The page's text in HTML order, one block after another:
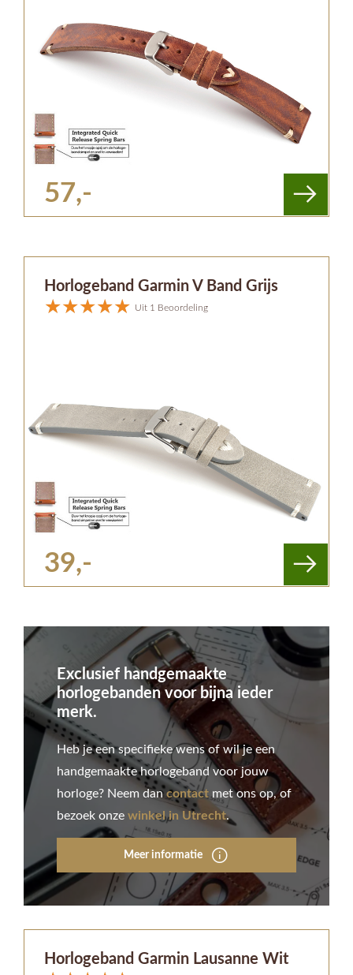
57,-
Horlogeband Garmin V Band Grijs
Uit 1 Beoordeling
39,-
Exclusief handgemaakte
horlogebanden voor bijna ieder
merk.
Heb je een specifieke wens of wil je een
handgemaakte horlogeband voor jouw
horloge? Neem dan contact met ons op, of
bezoek onze winkel in Utrecht.
Meer informatie
Horlogeband Garmin Lausanne Wit